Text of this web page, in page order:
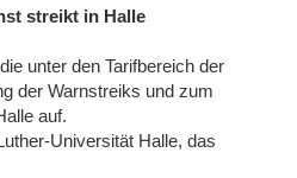
streikt in Halle
unter den Tarifbereich der
der Warnstreiks und zum
auf.
Universität Halle, das